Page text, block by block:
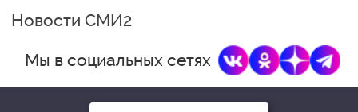
Новости СМИ2
Мы в социальных сетях